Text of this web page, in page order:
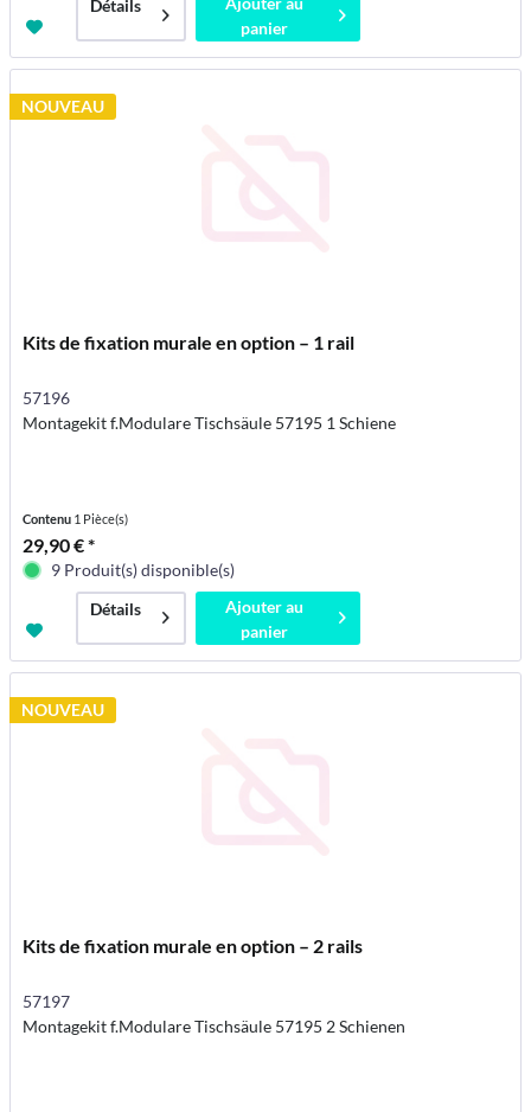
Détails
panier
NOUVEAU
Kits de fixation murale en option – 1 rail
57196
Montagekit f.Modulare Tischsäule 57195 1 Schiene
Contenu 1 Pièce(s)
29,90 € *
9 Produit(s) disponible(s)
Détails
Ajouter au
panier
NOUVEAU
Kits de fixation murale en option – 2 rails
57197
Montagekit f.Modulare Tischsäule 57195 2 Schienen